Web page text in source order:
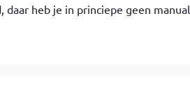
heb je in princiepe geen